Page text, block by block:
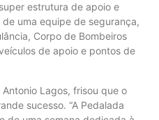
estrutura de apoio e
uma equipe de segurança,
Corpo de Bombeiros
de apoio e pontos de
Lagos, frisou que o
sucesso. “A Pedalada